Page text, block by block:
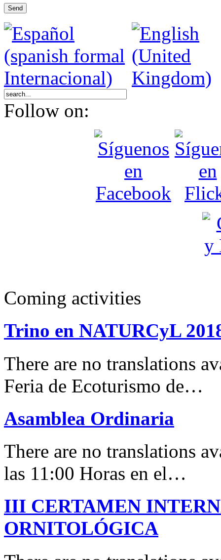
Send
Follow on:
Coming activities
Trino en NATURCyL
There are no translations
Feria de Ecoturismo de…
Asamblea Ordinaria
There are no translations
las 11:00 Horas en el…
III CERTAMEN
ORNITOLÓGICA